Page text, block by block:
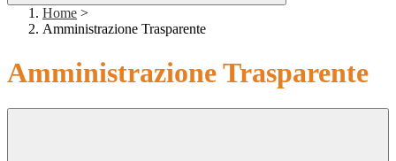
Home >
Amministrazione Trasparente
Amministrazione Trasparente